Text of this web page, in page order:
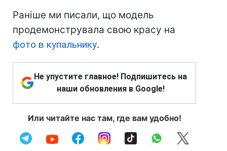
Раніше ми писали, що модель
продемонструвала свою красу на
фото в купальнику.
Не упустите главное! Подпишитесь на
наши обновления в Google!
Или читайте нас там, где вам удобно!